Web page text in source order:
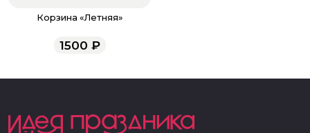
Корзина «Летняя»
1500 ₽